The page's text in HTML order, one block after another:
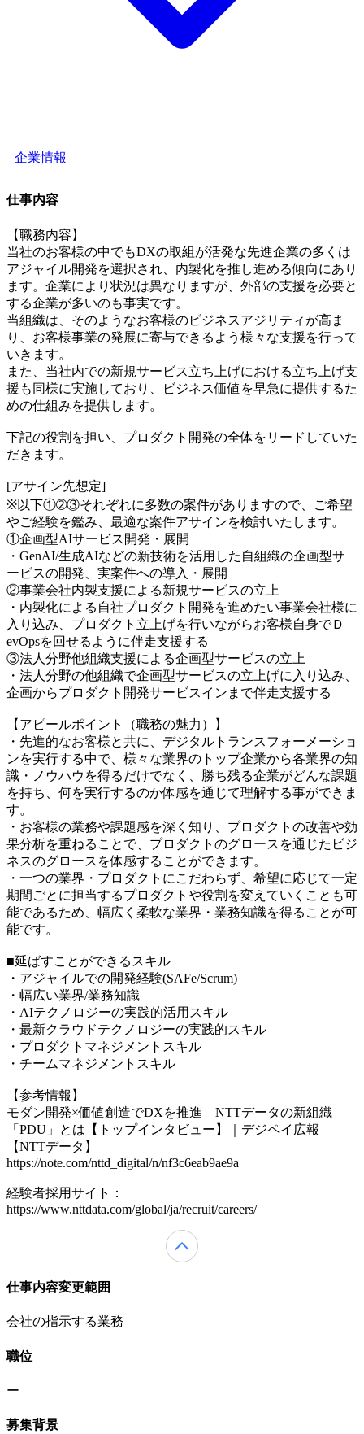
企業情報
仕事内容
【職務内容】
当社のお客様の中でもDXの取組が活発な先進企業の多くは
アジャイル開発を選択され、内製化を推し進める傾向にあり
ます。企業により状況は異なりますが、外部の支援を必要と
する企業が多いのも事実です。
当組織は、そのようなお客様のビジネスアジリティが高ま
り、お客様事業の発展に寄与できるよう様々な支援を行って
いきます。
また、当社内での新規サービス立ち上げにおける立ち上げ支
援も同様に実施しており、ビジネス価値を早急に提供するた
めの仕組みを提供します。
下記の役割を担い、プロダクト開発の全体をリードしていた
だきます。
[アサイン先想定]
※以下①➁③それぞれに多数の案件がありますので、ご希望
やご経験を鑑み、最適な案件アサインを検討いたします。
①企画型AIサービス開発・展開
・GenAI/生成AIなどの新技術を活用した自組織の企画型サ
ービスの開発、実案件への導入・展開
②事業会社内製支援による新規サービスの立上
・内製化による自社プロダクト開発を進めたい事業会社様に
入り込み、プロダクト立上げを行いながらお客様自身でＤ
evOpsを回せるように伴走支援する
③法人分野他組織支援による企画型サービスの立上
・法人分野の他組織で企画型サービスの立上げに入り込み、
企画からプロダクト開発サービスインまで伴走支援する
【アピールポイント（職務の魅力）】
・先進的なお客様と共に、デジタルトランスフォーメーショ
ンを実行する中で、様々な業界のトップ企業から各業界の知
識・ノウハウを得るだけでなく、勝ち残る企業がどんな課題
を持ち、何を実行するのか体感を通じて理解する事ができま
す。
・お客様の業務や課題感を深く知り、プロダクトの改善や効
果分析を重ねることで、プロダクトのグロースを通じたビジ
ネスのグロースを体感することができます。
・一つの業界・プロダクトにこだわらず、希望に応じて一定
期間ごとに担当するプロダクトや役割を変えていくことも可
能であるため、幅広く柔軟な業界・業務知識を得ることが可
能です。
■延ばすことができるスキル
・アジャイルでの開発経験(SAFe/Scrum)
・幅広い業界/業務知識
・AIテクノロジーの実践的活用スキル
・最新クラウドテクノロジーの実践的スキル
・プロダクトマネジメントスキル
・チームマネジメントスキル
【参考情報】
モダン開発×価値創造でDXを推進―NTTデータの新組織
「PDU」とは【トップインタビュー】｜デジペイ広報
【NTTデータ】
https://note.com/nttd_digital/n/nf3c6eab9ae9a
経験者採用サイト：
https://www.nttdata.com/global/ja/recruit/careers/
仕事内容変更範囲
会社の指示する業務
職位
ー
募集背景